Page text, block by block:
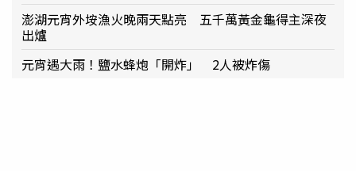
澎湖元宵外垵漁火晚兩天點亮 五千萬黃金龜得主深夜
出爐
元宵遇大雨！鹽水蜂炮「開炸」 2人被炸傷